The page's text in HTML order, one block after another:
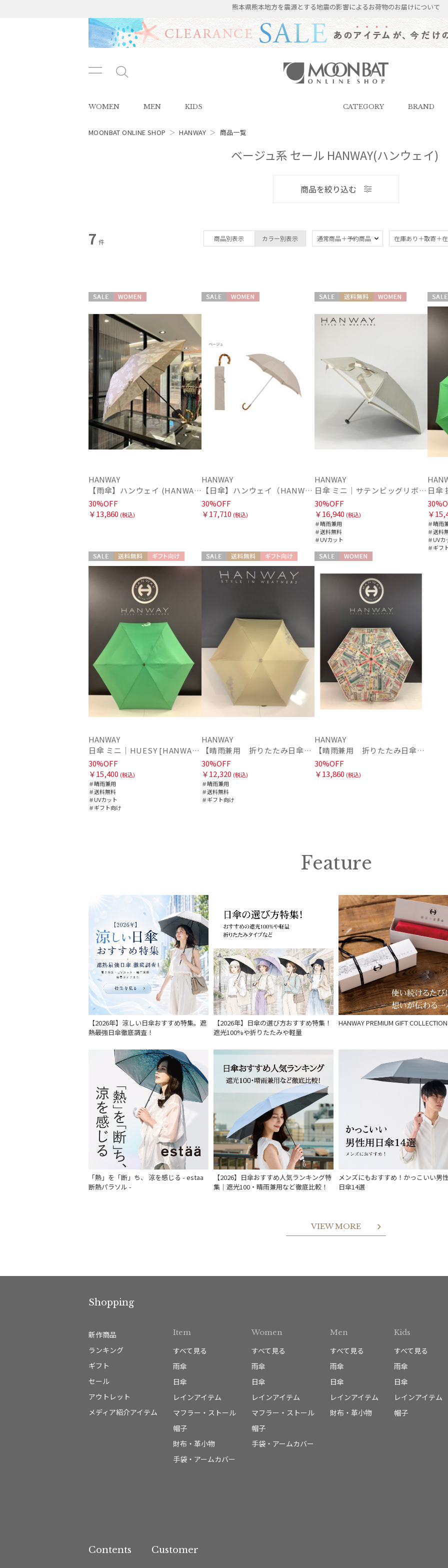
熊本県熊本地方を震源とする地震の影響によるお荷物のお届けについて
ン
ュ
ー
タ
SHOP（ムーンバットオンラインシ
WOMEN MEN KIDS CATEGORY BRAND
MOONBAT ONLINE SHOP ＞HANWAY ＞ 商品一覧
ベージュ系 セール HANWAY(ハンウェイ)
商品を絞り込む
メンズ
ブランド
FURLA
HANWAY
PHILOSOPHY
マッキントッシュ フィロソフィー
mila schon
ミラ・ショーン
SWASH LONDON
傘機能
晴雨兼用 遮熱
紫外線対策(5) 親
(3)
ギフトにおすす
その他
日本製
ギ
め
カラー
価格・割引率
価格 (円)
割引率 (%)
在庫表示
在庫あり
販売状況
通常
予約
7 件 商品別表示 カラー別表示 通常商品＋予約商品 在庫あり＋取寄＋
HANWAY
【雨傘】ハンウェイ (HANWAY) Lily CJ（リリー・シー・ジェー） 日本製 親骨：51～55cm
30%OFF
￥13,860 (税込)
HANWAY
【日傘】ハンウェイ（HANWAY）Aoi 折りたたみ 木棒【公式ムーンバット】[Aoi]純パラソル UV 手開き 日本製 高級日傘
30%OFF
￥17,710 (税込)
HANWAY
日傘 ミニ｜サテンビッグリボン [HANWAY]
30%OFF
￥16,940 (税込)
＃晴雨兼用
＃送料無料
＃UVカット
セール
日傘
￥
＃晴雨
＃送料
＃UVカ
＃ギフ
セール 送料無料
ギフト向け
HANWAY
日傘 ミニ｜HUESY [HANWAY] @yucca.mmm様ご紹介アイテム
30%OFF
￥15,400 (税込)
＃晴雨兼用
＃送料無料
＃UVカット
＃ギフト向け
セール 送料無料
ギフト向け
WOMEN
HANWAY
【晴雨兼用 折りたたみ日傘】ハンウェイ（ＨＡＮＷＡＹ）Botanical Flower（ボタニカル・フラワー）
30%OFF
￥12,320 (税込)
＃晴雨兼用
＃送料無料
＃ギフト向け
HANWAY
【晴雨兼用 折りたたみ日傘】ハンウェイ（ＨＡＮＷＡＹ）Bookworm color（ブックワーム・カラー）
30%OFF
￥13,860 (税込)
Feature
【2026年】涼しい日傘おすすめ特集。遮
熱最強日傘徹底調査！
【2026年】日傘の選び方おすすめ特集！
遮光100%や折りたたみや軽量
HANWAY PREMIUM GIFT COLLECTION
「熱」を「断」ち、 涼を感じる - estaa
断熱パラソル -
【2026】日傘おすすめ人気ランキング特
集｜遮光100・晴雨兼用など徹底比較！
メンズにもおすすめ！かっこいい男
日傘14選
VIEW MORE
Shopping
新作商品
ランキング
ギフト
セール
アウトレット
メディア紹介アイテム
Item
すべて見る
雨傘
日傘
レインアイテム
マフラー・ストール
帽子
財布・革小物
手袋・アームカバー
Women
すべて見る
雨傘
日傘
レインアイテム
マフラー・ストール
帽子
手袋・アームカバー
Men
すべて見る
雨傘
日傘
レインアイテム
財布・革小物
Kids
すべて見る
雨傘
日傘
レインアイテム
帽子
Contents Customer